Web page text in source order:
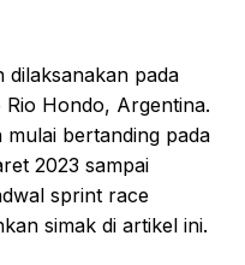
dilaksanakan pada
Hondo, Argentina.
bertanding pada
2023 sampai
sprint race
simak di artikel ini.